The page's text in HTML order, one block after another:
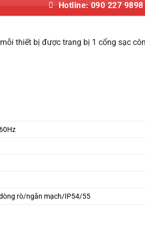
Hotline: 090 227 9898
thiết bị được trang bị 1 cổng sạc
rò/ngắn mạch/IP54/55